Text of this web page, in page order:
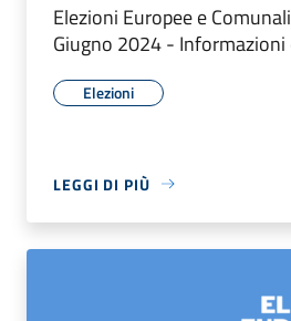
Elezioni Europee e
Giugno 2024 -
Elezioni
LEGGI DI PIÙ